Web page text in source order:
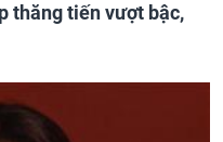
thăng tiến vượt bậc,